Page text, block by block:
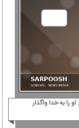
را به خدا واگذار